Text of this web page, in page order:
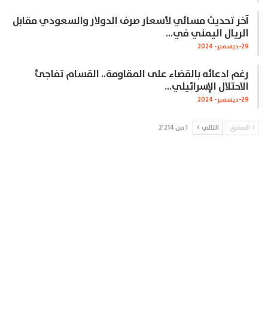
آخر تحديث مسائي لأسعار صرف الدولار والسعودي مقابل
الريال اليمني في…
29-ديسمبر- 2024
رغم ادعائه بالقضاء على المقاومة.. القسام تفاجئ
الاحتلال الإسرائيلي…
29-ديسمبر- 2024
السابق التالي 1 من 2٬214